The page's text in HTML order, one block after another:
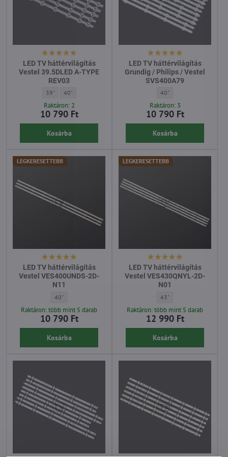
LED TV háttérvilágítás
Vestel 39.5DLED A-TYPE
REV03
LED TV háttérvilágítás Vestel 39.5DLED A-TYPE REV03 - Átló:
39" LED TV háttérvilágítás Vestel 39.5DLED A-TYPE REV03 - Átló:
40"
Raktáron: 2
10 790 Ft
Kosárba
LED TV háttérvilágítás
Grundig / Philips / Vestel
SVS400A79
LED TV háttérvilágítás
40"
Raktáron: 3
10 790 Ft
Kosárba
LEGKERESETTEBB
LED TV háttérvilágítás
Vestel VES400UNDS-2D-
N11
LED TV háttérvilágítás Vestel VES400UNDS-2D-N11 - Átló:
40"
Raktáron: több mint 5 darab
10 790 Ft
Kosárba
LEGKERESETTEBB
LED TV háttérvilágítás
Vestel VES430QNYL-2D-
N01
LED TV háttérvilágítás
43"
Raktáron: több mint 5 darab
12 990 Ft
Kosárba